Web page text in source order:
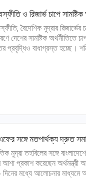
ও রিজার্ভ চাপে
বৈদেশিক মুদ্রার
দেশের সামষ্টিক অর্থনীতিতে
প্রবৃদ্ধিও বাধাগ্রস্ত হচ্ছে।
সঙ্গে মতপার্থক্য দ্রুত
মুদ্রা তহবিলের সঙ্গে
আশা প্রকাশ করেছেন
মধ্যে আলোচনার মাধ্যমে